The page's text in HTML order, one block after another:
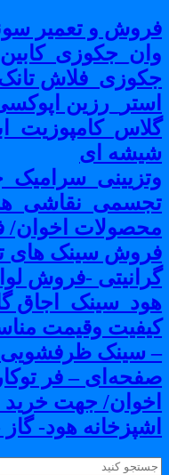
و تعمیر
تانک
ای
اخوان/
سینک های
-فروش
وقیمت
سینک ظرفشویی -
– فر
جهت خرید
هود- گاز -